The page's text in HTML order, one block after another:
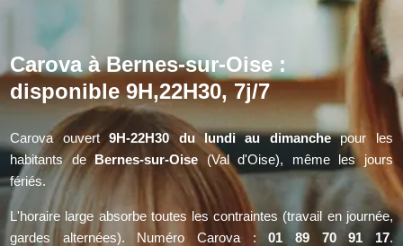
Carova à Bernes-sur-Oise :
disponible 9H,22H30, 7j/7
Carova ouvert9H-22H30 du lundi au dimanchepour les
habitants deBernes-sur-Oise (Val d'Oise), même les jours
fériés.
L'horaire large absorbe toutes les contraintes (travail en journée,
gardes alternées). Numéro Carova :01 89 70 91 17.